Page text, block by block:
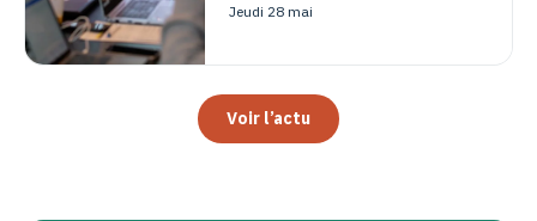
jeudi 28 mai
Voir l’actu